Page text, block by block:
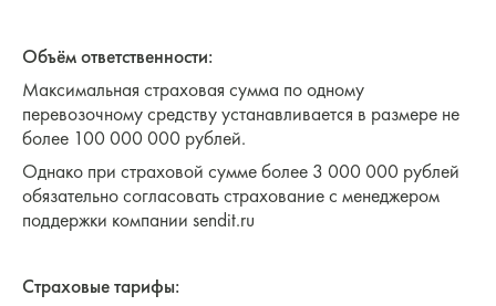
Объём ответственности:
Максимальная страховая сумма по одному
перевозочному средству устанавливается в размере не
более 100 000 000 рублей.
Однако при страховой сумме более 3 000 000 рублей
обязательно согласовать страхование с менеджером
поддержки компании sendit.ru
Страховые тарифы: